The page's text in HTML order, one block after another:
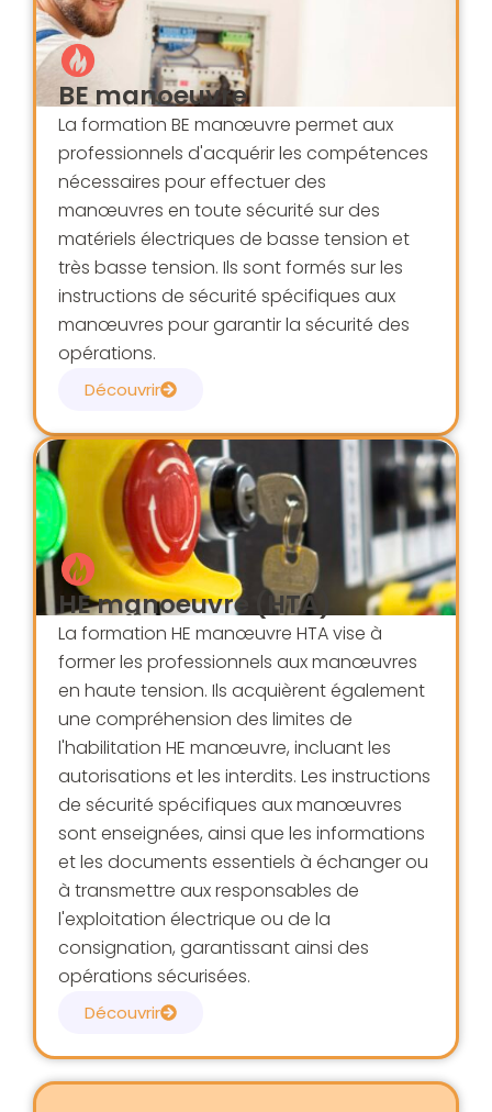
BE manoeuvre
La formation BE manœuvre permet aux
professionnels d'acquérir les compétences
nécessaires pour effectuer des
manœuvres en toute sécurité sur des
matériels électriques de basse tension et
très basse tension. Ils sont formés sur les
instructions de sécurité spécifiques aux
manœuvres pour garantir la sécurité des
opérations.
Découvrir
HE manoeuvre (HTA)
La formation HE manœuvre HTA vise à
former les professionnels aux manœuvres
en haute tension. Ils acquièrent également
une compréhension des limites de
l'habilitation HE manœuvre, incluant les
autorisations et les interdits. Les instructions
de sécurité spécifiques aux manœuvres
sont enseignées, ainsi que les informations
et les documents essentiels à échanger ou
à transmettre aux responsables de
l'exploitation électrique ou de la
consignation, garantissant ainsi des
opérations sécurisées.
Découvrir